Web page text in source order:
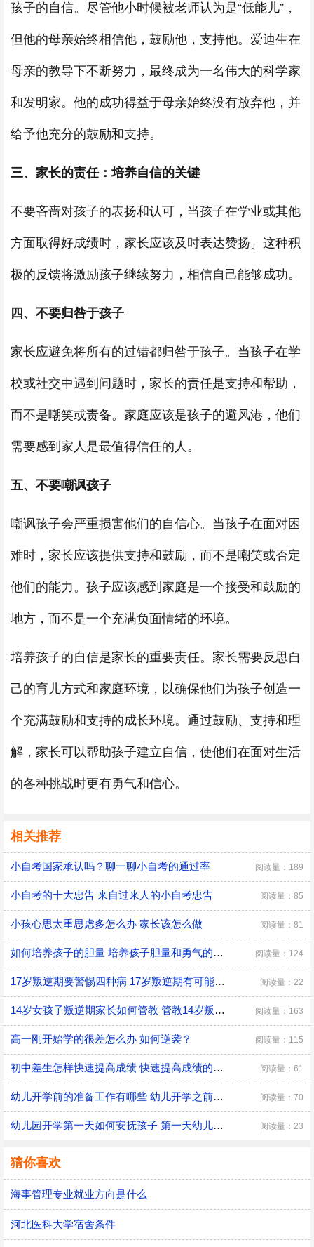
孩子的自信。尽管他小时候被老师认为是“低能儿”，
但他的母亲始终相信他，鼓励他，支持他。爱迪生在
母亲的教导下不断努力，最终成为一名伟大的科学家
和发明家。他的成功得益于母亲始终没有放弃他，并
给予他充分的鼓励和支持。
三、家长的责任：培养自信的关键
不要吝啬对孩子的表扬和认可，当孩子在学业或其他
方面取得好成绩时，家长应该及时表达赞扬。这种积
极的反馈将激励孩子继续努力，相信自己能够成功。
四、不要归咎于孩子
家长应避免将所有的过错都归咎于孩子。当孩子在学
校或社交中遇到问题时，家长的责任是支持和帮助，
而不是嘲笑或责备。家庭应该是孩子的避风港，他们
需要感到家人是最值得信任的人。
五、不要嘲讽孩子
嘲讽孩子会严重损害他们的自信心。当孩子在面对困
难时，家长应该提供支持和鼓励，而不是嘲笑或否定
他们的能力。孩子应该感到家庭是一个接受和鼓励的
地方，而不是一个充满负面情绪的环境。
培养孩子的自信是家长的重要责任。家长需要反思自
己的育儿方式和家庭环境，以确保他们为孩子创造一
个充满鼓励和支持的成长环境。通过鼓励、支持和理
解，家长可以帮助孩子建立自信，使他们在面对生活
的各种挑战时更有勇气和信心。
相关推荐
小自考国家承认吗？聊一聊小自考的通过率 阅读量：189
小自考的十大忠告 来自过来人的小自考忠告 阅读量：85
小孩心思太重思虑多怎么办 家长该怎么做 阅读量：81
如何培养孩子的胆量 培养孩子胆量和勇气的方法 阅读量：124
17岁叛逆期要警惕四种病 17岁叛逆期有可能会得什么病 阅读量：22
14岁女孩子叛逆期家长如何管教 管教14岁叛逆期女孩子的方法 阅读量：163
高一刚开始学的很差怎么办 如何逆袭？ 阅读量：115
初中差生怎样快速提高成绩 快速提高成绩的方法介绍 阅读量：61
幼儿开学前的准备工作有哪些 幼儿开学之前具体的准备工作 阅读量：70
幼儿园开学第一天如何安抚孩子 第一天幼儿园开学安抚孩子的注意事项 阅读量：23
猜你喜欢
海事管理专业就业方向是什么
河北医科大学宿舍条件